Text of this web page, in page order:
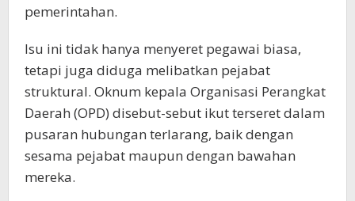
pemerintahan.
Isu ini tidak hanya menyeret pegawai biasa,
tetapi juga diduga melibatkan pejabat
struktural. Oknum kepala Organisasi Perangkat
Daerah (OPD) disebut-sebut ikut terseret dalam
pusaran hubungan terlarang, baik dengan
sesama pejabat maupun dengan bawahan
mereka.